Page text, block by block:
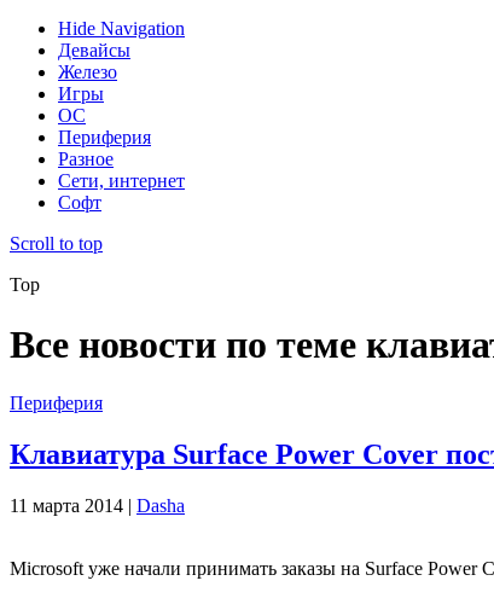
Hide Navigation
Девайсы
Железо
Игры
ОС
Периферия
Разное
Сети, интернет
Софт
Scroll to top
Top
Все новости по теме
Периферия
Клавиатура Surface Power Cover
11 марта 2014 | Dasha
Microsoft уже начали принимать заказы на Surface Power